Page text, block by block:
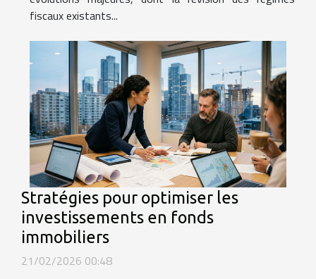
fiscaux existants...
Stratégies pour optimiser les
investissements en fonds
immobiliers
21/02/2026 00:48